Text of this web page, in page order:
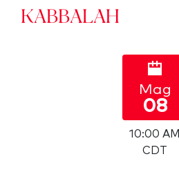
Kabbalah
Mag
08
10:00 AM
CDT